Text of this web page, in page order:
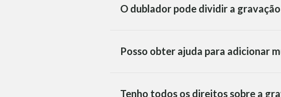
O dublador pode dividir a
Posso obter ajuda para adicionar
Tenho todos os direitos sobre a